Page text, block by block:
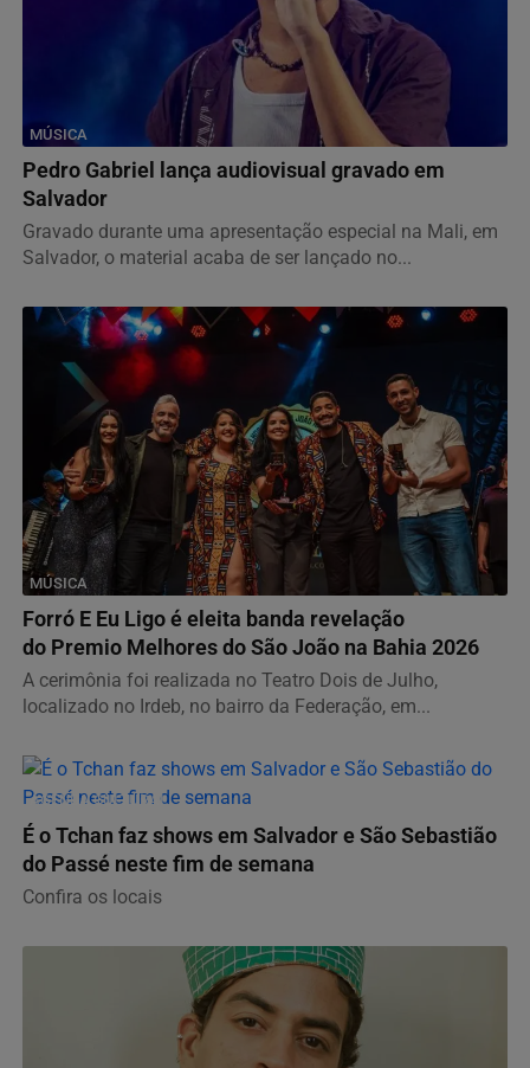
MÚSICA
Pedro Gabriel lança audiovisual gravado em
Salvador
Gravado durante uma apresentação especial na Mali, em
Salvador, o material acaba de ser lançado no...
MÚSICA
Forró E Eu Ligo é eleita banda revelação
do Premio Melhores do São João na Bahia 2026
A cerimônia foi realizada no Teatro Dois de Julho,
localizado no Irdeb, no bairro da Federação, em...
AGENDA CULTURAL
É o Tchan faz shows em Salvador e São Sebastião
do Passé neste fim de semana
Confira os locais